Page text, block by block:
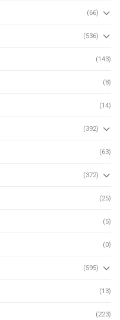
(66)
(536)
(143)
(8)
(14)
(392)
(63)
(372)
(25)
(5)
(0)
(595)
(13)
(223)